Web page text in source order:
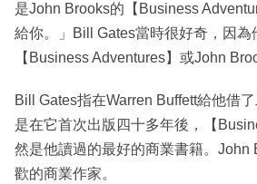
是John Brooks的【Business
給你。」Bill Gates當時很好奇，因為
【Business Adventures】或John
Bill Gates指在Warren Buffett給他借
是在它首次出版四十多年後，【
然是他讀過的最好的商業書籍。John
歡的商業作家。